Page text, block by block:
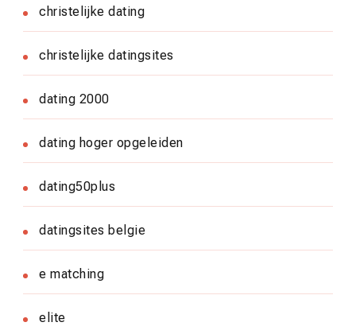
christelijke dating
christelijke datingsites
dating 2000
dating hoger opgeleiden
dating50plus
datingsites belgie
e matching
elite